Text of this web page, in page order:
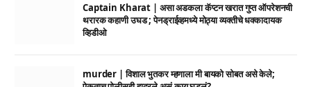
Captain Kharat | असा अडकला कॅप्टन खरात गुप्त ऑपरेशनची
थरारक कहाणी उघड ; पेनड्राईव्हमध्ये मोठ्या व्यक्तीचे धक्कादायक
व्हिडीओ
murder | विशाल भुतकर म्हणाला मी बायको सोबत असे केले;